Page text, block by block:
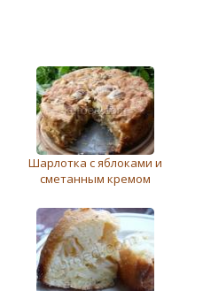
Шарлотка с яблоками и
сметанным кремом